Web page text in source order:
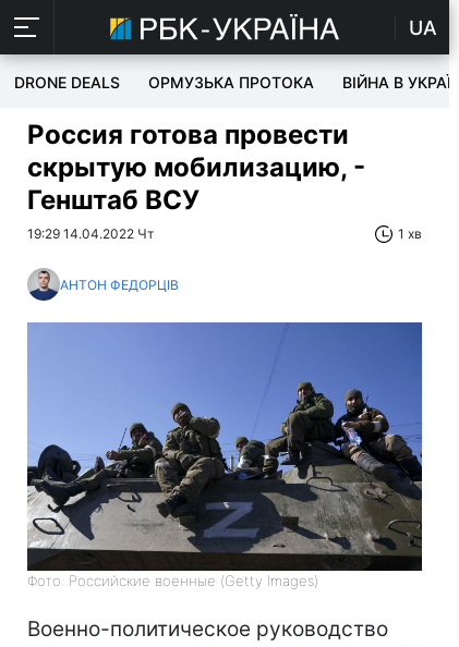
UA
DRONE DEALS ОРМУЗЬКА ПРОТОКА ВІЙНА В УКРАЇНІ
Россия готова провести
скрытую мобилизацию, -
Генштаб ВСУ
19:29 14.04.2022 Чт 1 хв
АНТОН ФЕДОРЦІВ
Фото: Российские военные (Getty Images)
Военно-политическое руководство